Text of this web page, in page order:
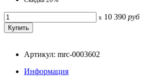
x 10 390 руб
Артикул: mrc-0003602
Информация